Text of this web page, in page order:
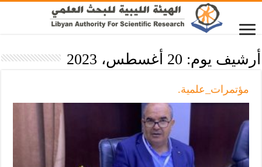
أرشيف يوم: 20 أغسطس، 2023
مؤتمرات_علمية.